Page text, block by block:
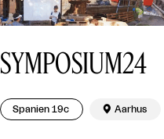
SYMPOSIUM24
Spanien 19c  Aarhus